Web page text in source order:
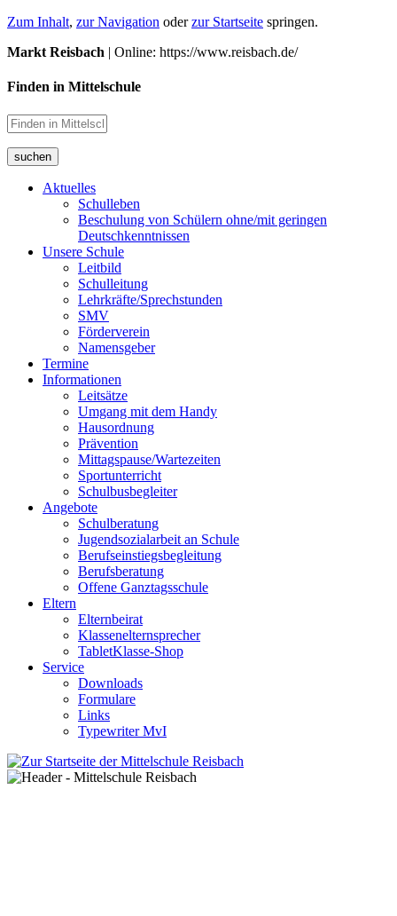
Zum Inhalt, zur Navigation oderzur Startseite springen.
Markt Reisbach | Online: https://www.reisbach.de/
Finden in Mittelschule
suchen
Aktuelles
Schulleben
Beschulung von Schülern ohne/mit geringen
Deutschkenntnissen
Unsere Schule
Leitbild
Schulleitung
Lehrkräfte/Sprechstunden
SMV
Förderverein
Namensgeber
Termine
Informationen
Leitsätze
Umgang mit dem Handy
Hausordnung
Prävention
Mittagspause/Wartezeiten
Sportunterricht
Schulbusbegleiter
Angebote
Schulberatung
Jugendsozialarbeit an Schule
Berufseinstiegsbegleitung
Berufsberatung
Offene Ganztagsschule
Eltern
Elternbeirat
Klassenelternsprecher
TabletKlasse-Shop
Service
Downloads
Formulare
Links
Typewriter MvI